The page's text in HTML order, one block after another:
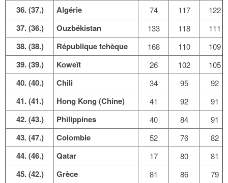
36. (37.) Algérie 74 117 122
37. (36.) Ouzbékistan 133 118 111
38. (38.) République tchèque 168 110 109
39. (39.) Koweït 26 102 105
40. (40.) Chili 34 95 92
41. (41.) Hong Kong (Chine) 41 92 91
42. (43.) Philippines 40 84 91
43. (47.) Colombie 52 76 82
44. (46.) Qatar 17 80 81
45. (42.) Grèce 81 86 79